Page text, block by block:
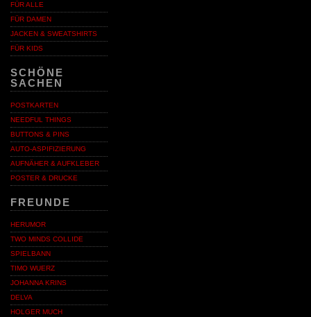
FÜR ALLE
FÜR DAMEN
JACKEN & SWEATSHIRTS
FÜR KIDS
SCHÖNE
SACHEN
POSTKARTEN
NEEDFUL THINGS
BUTTONS & PINS
AUTO-ASPIFIZIERUNG
AUFNÄHER & AUFKLEBER
POSTER & DRUCKE
FREUNDE
HERUMOR
TWO MINDS COLLIDE
SPIELBANN
TIMO WUERZ
JOHANNA KRINS
DELVA
HOLGER MUCH